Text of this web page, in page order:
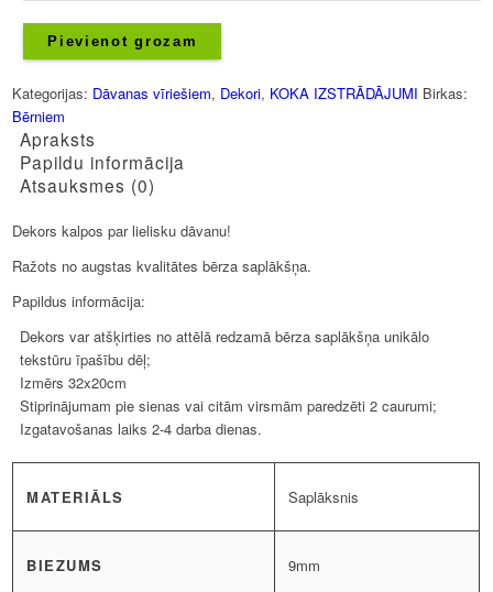
karalis
daudzums
Pievienot grozam
Kategorijas: Dāvanas vīriešiem, Dekori, KOKA IZSTRĀDĀJUMI Birkas:
Bērniem
Apraksts
Papildu informācija
Atsauksmes (0)
Dekors kalpos par lielisku dāvanu!
Ražots no augstas kvalitātes bērza saplākšņa.
Papildus informācija:
Dekors var atšķirties no attēlā redzamā bērza saplākšņa unikālo
tekstūru īpašību dēļ;
Izmērs 32x20cm
Stiprinājumam pie sienas vai citām virsmām paredzēti 2 caurumi;
Izgatavošanas laiks 2-4 darba dienas.
MATERIĀLS Saplāksnis
BIEZUMS 9mm